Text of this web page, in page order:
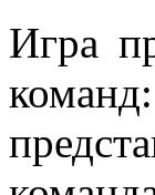
Игра